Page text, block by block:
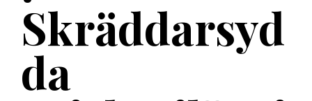
Skräddarsyd
da